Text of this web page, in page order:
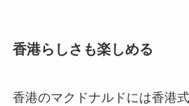
香港らしさも楽しめる
香港のマクドナルドには香港